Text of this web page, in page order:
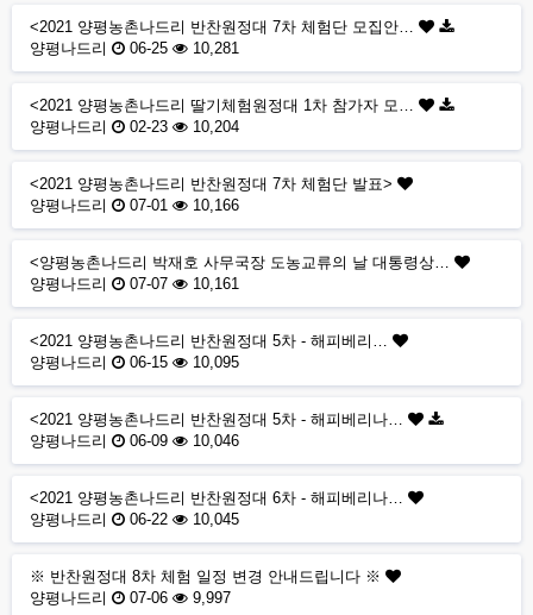
<2021 양평농촌나드리 반찬원정대 7차 체험단 모집안…
양평나드리
06-25 10,281
<2021 양평농촌나드리 딸기체험원정대 1차 참가자 모…
양평나드리
02-23 10,204
<2021 양평농촌나드리 반찬원정대 7차 체험단 발표>
양평나드리
07-01 10,166
<양평농촌나드리 박재호 사무국장 도농교류의 날 대통령상…
양평나드리
07-07 10,161
<2021 양평농촌나드리 반찬원정대 5차 - 해피베리…
양평나드리
06-15 10,095
<2021 양평농촌나드리 반찬원정대 5차 - 해피베리나…
양평나드리
06-09 10,046
<2021 양평농촌나드리 반찬원정대 6차 - 해피베리나…
양평나드리
06-22 10,045
※ 반찬원정대 8차 체험 일정 변경 안내드립니다 ※
양평나드리
07-06 9,997